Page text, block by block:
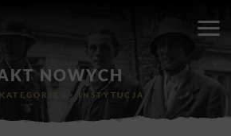
NOWYCH
KATEGORIE ->INSTYTUCJA